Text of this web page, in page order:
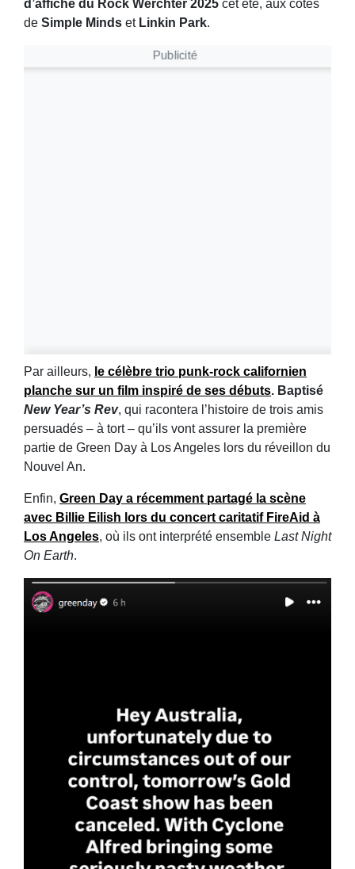
d’affiche du Rock Werchter 2025 cet été, aux côtés
de Simple Minds et Linkin Park.
Publicité
Par ailleurs, le célèbre trio punk-rock californien
planche sur un film inspiré de ses débuts. Baptisé
New Year’s Rev, qui racontera l’histoire de trois amis
persuadés – à tort – qu’ils vont assurer la première
partie de Green Day à Los Angeles lors du réveillon du
Nouvel An.
Enfin, Green Day a récemment partagé la scène
avec Billie Eilish lors du concert caritatif FireAid à
Los Angeles, où ils ont interprété ensemble Last Night
On Earth.